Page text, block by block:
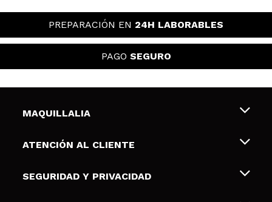
PREPARACIÓN EN 24H LABORABLES
PAGO SEGURO
MAQUILLALIA
Sobre nosotros
Tarjetas de Regalo
ATENCIÓN AL CLIENTE
Envíos y devoluciones
SEGURIDAD Y PRIVACIDAD